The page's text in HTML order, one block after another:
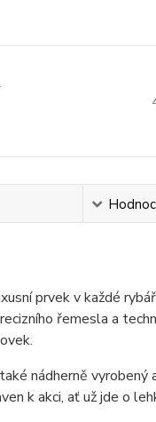
prvek v každé
řemesla a
nádherně vyrobený
k akci, ať už jde o